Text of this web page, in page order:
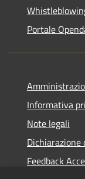
Portale
Informativa
Note legali
Dichiarazione
Feedback